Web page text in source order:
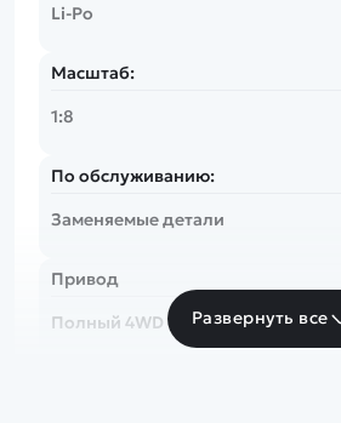
Li-Po
Масштаб:
1:8
По обслуживанию:
Заменяемые детали
Привод
Полный 4WD
Развернуть все